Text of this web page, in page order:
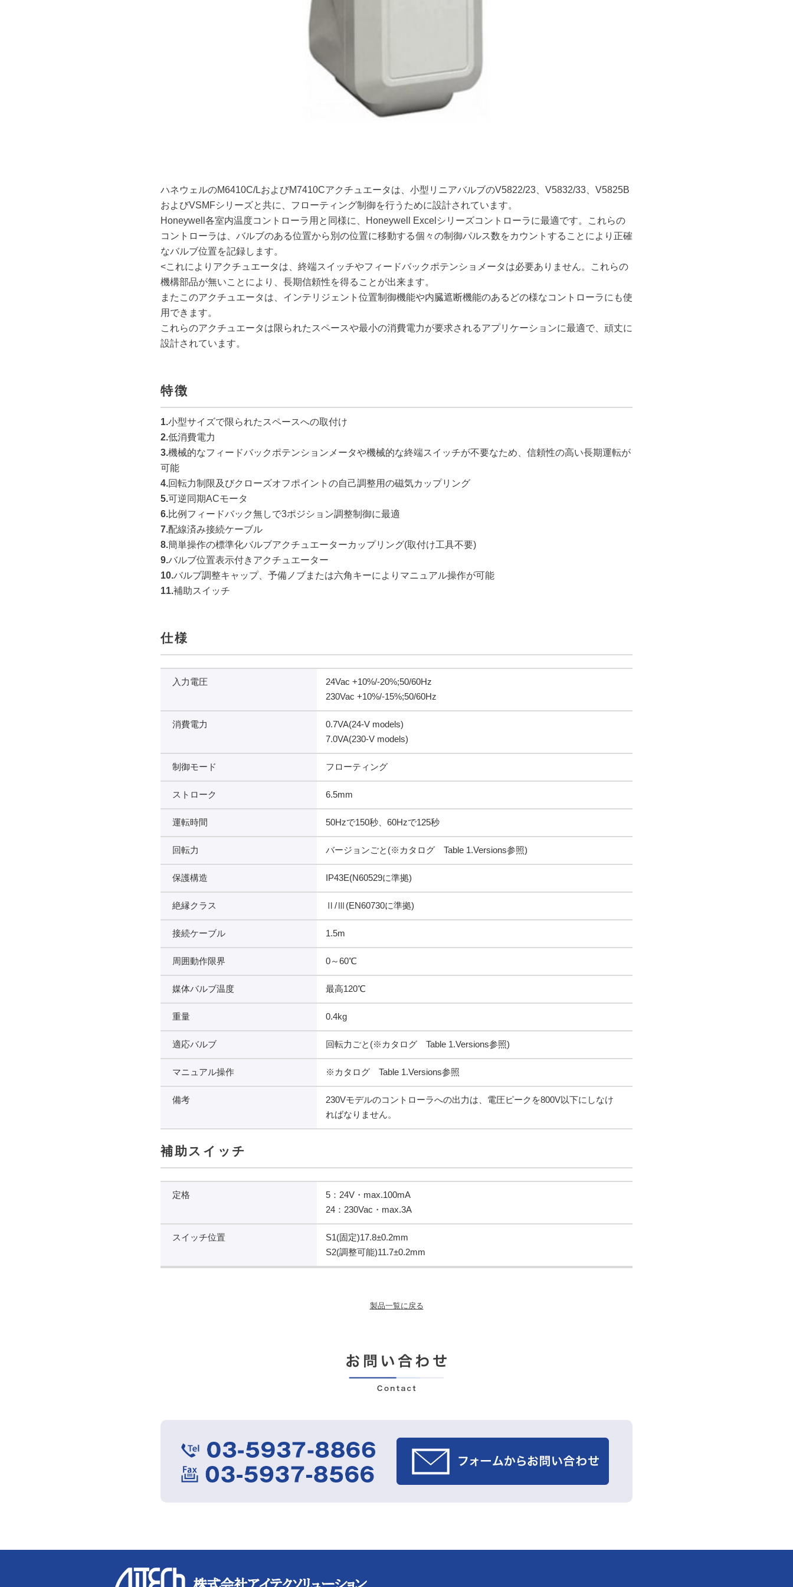
ハネウェルのM6410C/LおよびM7410Cアクチュエータは、小型リニアバルブのV5822/23、V5832/33、V5825B
およびVSMFシリーズと共に、フローティング制御を行うために設計されています。
Honeywell各室内温度コントローラ用と同様に、Honeywell Excelシリーズコントローラに最適です。これらの
コントローラは、バルブのある位置から別の位置に移動する個々の制御パルス数をカウントすることにより正確
なバルブ位置を記録します。
<これによりアクチュエータは、終端スイッチやフィードバックポテンショメータは必要ありません。これらの
機構部品が無いことにより、長期信頼性を得ることが出来ます。
またこのアクチュエータは、インテリジェント位置制御機能や内臓遮断機能のあるどの様なコントローラにも使
用できます。
これらのアクチュエータは限られたスペースや最小の消費電力が要求されるアプリケーションに最適で、頑丈に
設計されています。
特徴
1.小型サイズで限られたスペースへの取付け
2.低消費電力
3.機械的なフィードバックポテンションメータや機械的な終端スイッチが不要なため、信頼性の高い長期運転が
可能
4.回転力制限及びクローズオフポイントの自己調整用の磁気カップリング
5.可逆同期ACモータ
6.比例フィードバック無しで3ポジション調整制御に最適
7.配線済み接続ケーブル
8.簡単操作の標準化バルブアクチュエーターカップリング(取付け工具不要)
9.バルブ位置表示付きアクチュエーター
10.バルブ調整キャップ、予備ノブまたは六角キーによりマニュアル操作が可能
11.補助スイッチ
仕様
入力電圧
24Vac +10%/-20%;50/60Hz
230Vac +10%/-15%;50/60Hz
消費電力
0.7VA(24-V models)
7.0VA(230-V models)
制御モード フローティング
ストローク 6.5mm
運転時間 50Hzで150秒、60Hzで125秒
回転力 バージョンごと(※カタログ Table 1.Versions参照)
保護構造 IP43E(N60529に準拠)
絶縁クラス Ⅱ/Ⅲ(EN60730に準拠)
接続ケーブル 1.5m
周囲動作限界 0～60℃
媒体バルブ温度 最高120℃
重量 0.4kg
適応バルブ 回転力ごと(※カタログ Table 1.Versions参照)
マニュアル操作 ※カタログ Table 1.Versions参照
備考
230Vモデルのコントローラへの出力は、電圧ピークを800V以下にしなけ
ればなりません。
補助スイッチ
定格
5：24V・max.100mA
24：230Vac・max.3A
スイッチ位置
S1(固定)17.8±0.2mm
S2(調整可能)11.7±0.2mm
製品一覧に戻る